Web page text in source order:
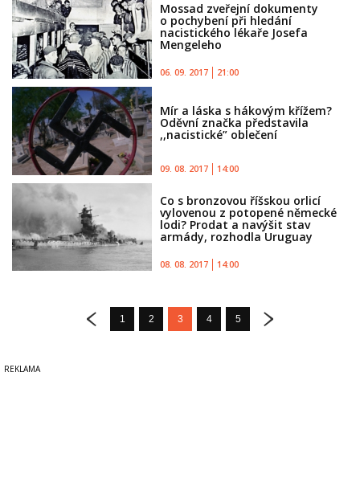
Mossad zveřejní dokumenty
o pochybení při hledání
nacistického lékaře Josefa
Mengeleho
06. 09. 2017 21:00
Mír a láska s hákovým křížem?
Oděvní značka představila
,,nacistické” oblečení
09. 08. 2017 14:00
Co s bronzovou říšskou orlicí
vylovenou z potopené německé
lodi? Prodat a navýšit stav
armády, rozhodla Uruguay
08. 08. 2017 14:00
1 2 3 4 5